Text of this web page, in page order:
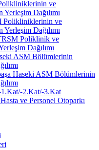
ve
Dağılımı
Polikliniklerinin ve
Dağılımı
Poliklinik ve
Dağılımı
ASM Bölümlerinin
Haseki ASM Bölümlerinin
2.Kat/-3.Kat
ve Personel Otoparkı